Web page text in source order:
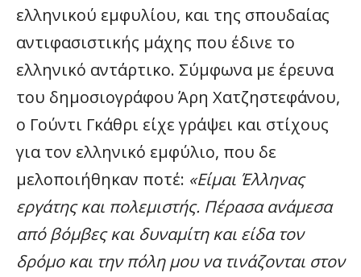
ελληνικού εμφυλίου, και της σπουδαίας
αντιφασιστικής μάχης που έδινε το
ελληνικό αντάρτικο. Σύμφωνα με έρευνα
του δημοσιογράφου Άρη Χατζηστεφάνου,
ο Γούντι Γκάθρι είχε γράψει και στίχους
για τον ελληνικό εμφύλιο, που δε
μελοποιήθηκαν ποτέ: «Είμαι Έλληνας
εργάτης και πολεμιστής. Πέρασα ανάμεσα
από βόμβες και δυναμίτη και είδα τον
δρόμο και την πόλη μου να τινάζονται στον